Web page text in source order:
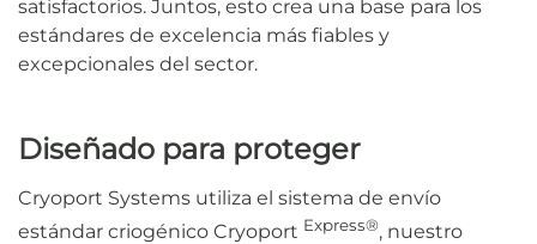
satisfactorios. Juntos, esto crea una base para los
estándares de excelencia más fiables y
excepcionales del sector.
Diseñado para proteger
Cryoport Systems utiliza el sistema de envío
estándar criogénico Cryoport Express®, nuestro